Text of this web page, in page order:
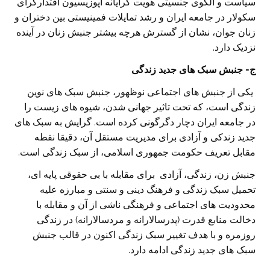
سیاست و الگوی جنسیتی هویت گرایانه اپوزیسیون اقتدارگرای
سکولار در جامعه ایران و رشد تمایلات فمینیستی بین دختران و
زنان جوان، نشان از گسترش هرچه بیشتر جنبش زنان در آینده
نزدیک دارد.
ج- جنبش سبک های جدید زندگی
یکی از جنبش های اجتماعی نوظهور، جنبش سبک های نوین
زندگی است، که تحت تاثیر جهانی شدن، شیوه های زیست را
در جامعه ایران دچار دگرگونی کرده است. گرایش به سبک های
جدید زندکی و آزادی برای مدیریت مستقل آن، دقیقا نقطه
مقابل تعریف حکومت جمهوری اسلامی، از سبک زندگی است.
جنبش زن، زندگی، آزادی برای مقابله با بی حقوقی پایه ای،
تحمیل سبک زندگی و فرهنگ دینی و سنتی و مبارزه علیه
محدودیت های اجتماعی و فرهنگی ناشی از آن و مقابله با
دخالت منابع قدرت (پدرسالارانه و مردسالارانه) در زندگی
روزمره و با هدف تغییر سبک زندگی اکنون در قالب جنبش
سبک های جدید زندگی ادامه دارد.